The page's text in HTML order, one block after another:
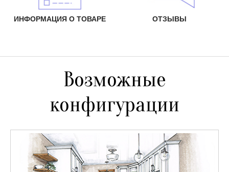
ИНФОРМАЦИЯ О ТОВАРЕ ОТЗЫВЫ
Возможные
конфигурации